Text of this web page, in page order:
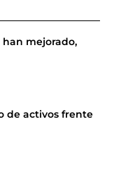
han mejorado,
de activos frente